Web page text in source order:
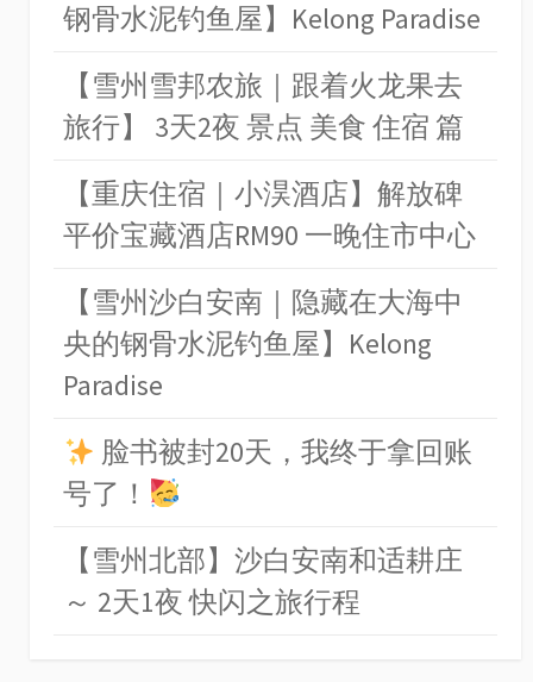
钢骨水泥钓鱼屋】Kelong Paradise
【雪州雪邦农旅｜跟着火龙果去
旅行】 3天2夜 景点 美食 住宿 篇
【重庆住宿｜小淏酒店】解放碑
平价宝藏酒店RM90 一晚住市中心
【雪州沙白安南｜隐藏在大海中
央的钢骨水泥钓鱼屋】Kelong
Paradise
脸书被封20天，我终于拿回账
号了！
【雪州北部】沙白安南和适耕庄
～ 2天1夜 快闪之旅行程